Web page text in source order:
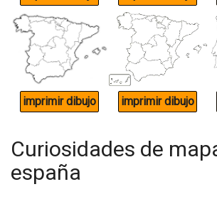
Curiosidades de
españa